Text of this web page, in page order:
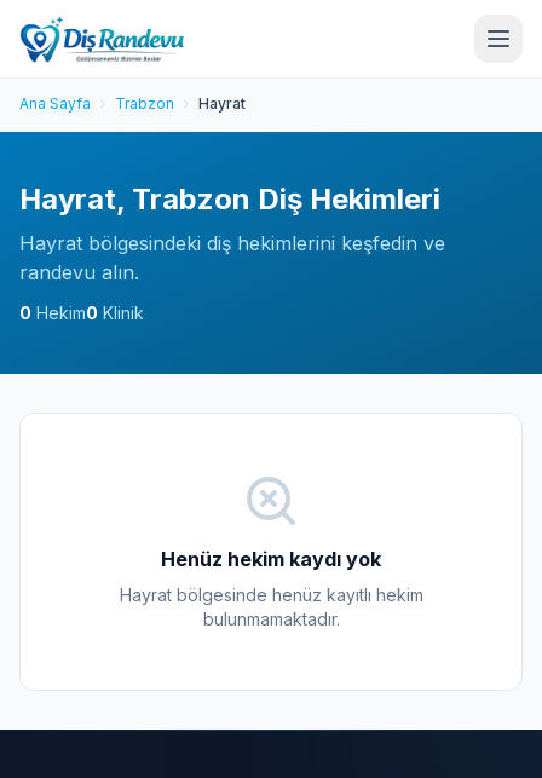
Ana Sayfa Trabzon Hayrat
Hayrat, Trabzon Diş Hekimleri
Hayrat bölgesindeki diş hekimlerini keşfedin ve
randevu alın.
0 Hekim0 Klinik
Henüz hekim kaydı yok
Hayrat bölgesinde henüz kayıtlı hekim
bulunmamaktadır.